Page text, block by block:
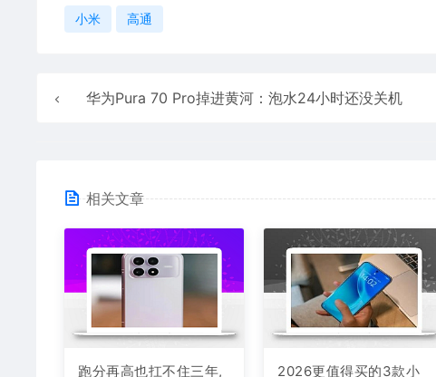
小米 高通
华为Pura 70 Pro掉进黄河：泡水24小时还没关机
相关文章
跑分再高也扛不住三年,
2026更值得买的3款小